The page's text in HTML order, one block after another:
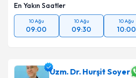
En Yakın Saatler
10 Ağu
09:00
10 Ağu
09:30
10 Ağu
10:00
Uzm. Dr. Hurşit Soyer